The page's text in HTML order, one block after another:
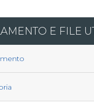
E FILE